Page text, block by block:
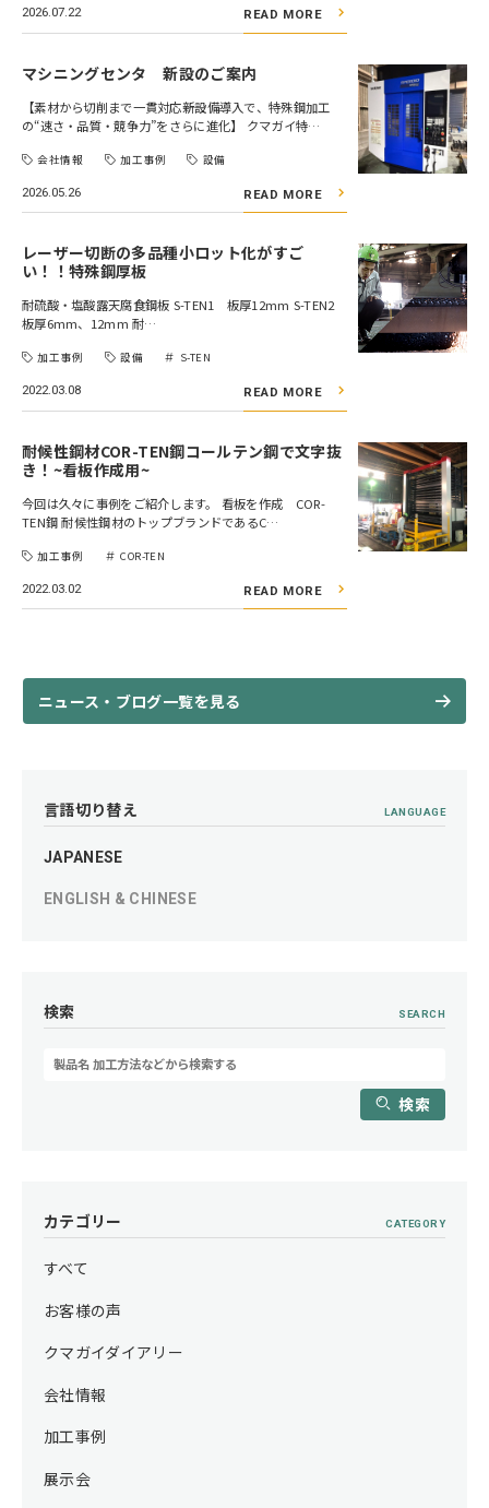
2026.07.22 READ MORE
マシニングセンタ 新設のご案内
【素材から切削まで一貫対応――新設備導入で、特殊鋼加工
の“速さ・品質・競争力”をさらに進化】 クマガイ特…
会社情報 加工事例 設備
2026.05.26 READ MORE
レーザー切断の多品種小ロット化がすご
い！！特殊鋼厚板
耐硫酸・塩酸露天腐食鋼板 S-TEN1 板厚12mm S-TEN2
板厚6mm、12mm 耐…
加工事例 設備 S-TEN
2022.03.08 READ MORE
耐候性鋼材COR-TEN鋼コールテン鋼で文字抜
き！~看板作成用~
今回は久々に事例をご紹介します。 看板を作成 COR-
TEN鋼 耐候性鋼材のトップブランドであるC…
加工事例 COR-TEN
2022.03.02 READ MORE
ニュース・ブログ一覧を見る
言語切り替え LANGUAGE
JAPANESE
ENGLISH & CHINESE
検索 SEARCH
検索
カテゴリー CATEGORY
すべて
お客様の声
クマガイダイアリー
会社情報
加工事例
展示会